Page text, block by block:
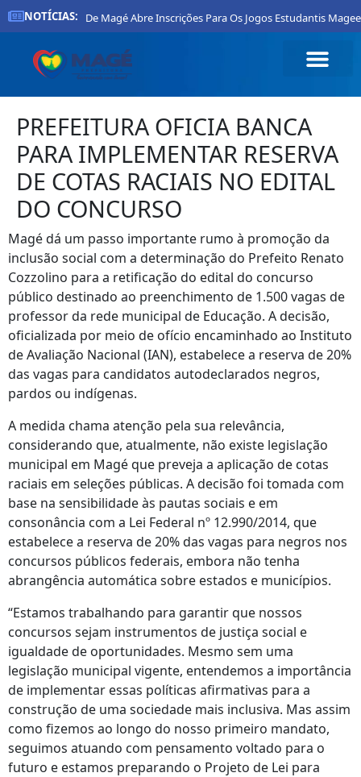
NOTÍCIAS:
Prefeitura De Magé Abre Inscrições Para Os Jogos Estudantis
PREFEITURA OFICIA BANCA
PARA IMPLEMENTAR RESERVA
DE COTAS RACIAIS NO EDITAL
DO CONCURSO
Magé dá um passo importante rumo à promoção da
inclusão social com a determinação do Prefeito Renato
Cozzolino para a retificação do edital do concurso
público destinado ao preenchimento de 1.500 vagas de
professor da rede municipal de Educação. A decisão,
oficializada por meio de ofício encaminhado ao Instituto
de Avaliação Nacional (IAN), estabelece a reserva de 20%
das vagas para candidatos autodeclarados negros,
pardos ou indígenas.
A medida chama atenção pela sua relevância,
considerando que, atualmente, não existe legislação
municipal em Magé que preveja a aplicação de cotas
raciais em seleções públicas. A decisão foi tomada com
base na sensibilidade às pautas sociais e em
consonância com a Lei Federal nº 12.990/2014, que
estabelece a reserva de 20% das vagas para negros nos
concursos públicos federais, embora não tenha
abrangência automática sobre estados e municípios.
“Estamos trabalhando para garantir que nossos
concursos sejam instrumentos de justiça social e
igualdade de oportunidades. Mesmo sem uma
legislação municipal vigente, entendemos a importância
de implementar essas políticas afirmativas para a
construção de uma sociedade mais inclusiva. Mas assim
como fizemos ao longo do nosso primeiro mandato,
seguimos atuando com pensamento voltado para o
futuro e estamos preparando o Projeto de Lei para